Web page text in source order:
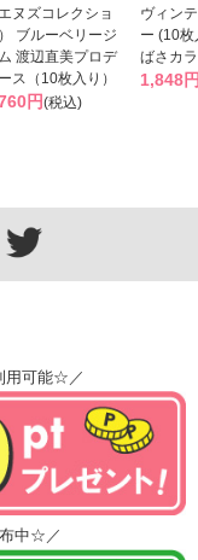
エヌズコレクショ
ブルーベリージ
渡辺直美プロデ
ス（10枚入り）
円(税込)
ヴィン
ー (10
ばさカ
1,848
用可能☆／
中☆／